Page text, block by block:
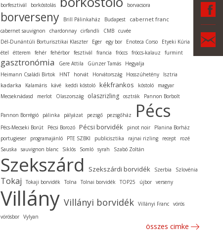
borfesztivál borkóstolás borvacsora
borverseny Brill Pálinkaház Budapest cabernet franc
cabernet sauvignon chardonnay cirfandli CMB cuvée
Dél-Dunántúli Borturisztikai Klaszter
Eger egy bor Enoteca Corso
Etyeki Kúria
étel
étterem fehér fehérbor fesztivál francia fröccs fröccs-kalauz furmint
gasztronómia Gere Attila Günzer Tamás
Hegyalja
Heimann Családi Birtok
HNT horvát Horvátország Hosszúhetény Isztria
kadarka Kalamáris kávé keddi kóstoló kékfrankos kóstoló
magyar
Mecseknádasd
merlot Olaszország olaszrizling osztrák Pannon Borbolt
Pannon Borrégió pálinka pályázat pezsgő pezsgőház Pécs
Pécs-Mecseki Borút Pécsi Borozó Pécsi borvidék pinot noir
Planina Borház
portugieser
programajánló PTE SZBKI publicisztika rajnai rizling recept
rozé
Sauska
sauvignon blanc Siklós Somló syrah Szabó Zoltán
Szekszárd Szekszárdi borvidék Szerbia Szlovénia
Tokaj Tokaji borvidék Tolna Tolnai borvidék TOP25 újbor verseny
Villány Villányi borvidék Villányi Franc vörös
vörösbor Vylyan
összes cimke